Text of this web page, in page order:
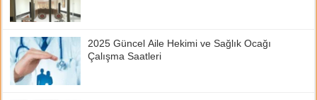
2025 Güncel Aile Hekimi ve Sağlık Ocağı
Çalışma Saatleri